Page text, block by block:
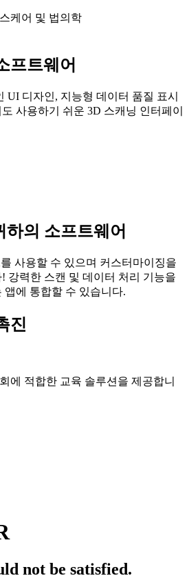
케어 및 법의학
프트웨어
UI 디자인, 지능형 데이터 품질 표시
사용하기 쉬운 3D 스캐닝 인터페이
하의 소프트웨어
사용할 수 있으며 커스터마이징을
강력한 스캔 및 데이터 처리 기능을
앱에 통합할 수 있습니다.
진
에 적합한 교육 솔루션을 제공합니